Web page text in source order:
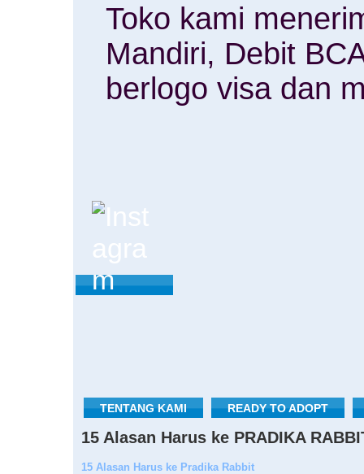
Toko kami
Mandiri, Debit
berlogo visa dan
TENTANG KAMI READY TO ADOPT
15 Alasan Harus ke PRADIKA
15 Alasan Harus ke Pradika Rabbit